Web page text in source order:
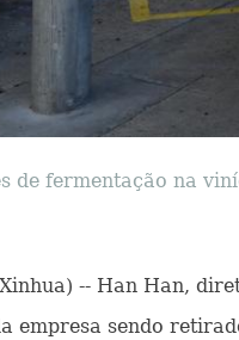
de fermentação na
-- Han Han,
empresa sendo